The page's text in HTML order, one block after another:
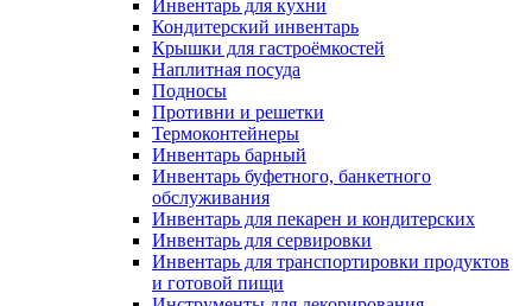
Инвентарь для кухни
Кондитерский инвентарь
Крышки для гастроёмкостей
Наплитная посуда
Подносы
Противни и решетки
Термоконтейнеры
Инвентарь барный
Инвентарь буфетного, банкетного
обслуживания
Инвентарь для пекарен и кондитерских
Инвентарь для сервировки
Инвентарь для транспортировки продуктов
и готовой пищи